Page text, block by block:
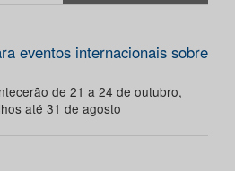
eventos internacionais sobre
de 21 a 24 de outubro,
até 31 de agosto